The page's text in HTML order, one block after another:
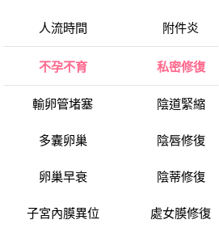
人流時間 附件炎
不孕不育
輸卵管堵塞
多囊卵巢
卵巢早衰
子宮內膜異位
私密修復
陰道緊縮
陰唇修復
陰蒂修復
處女膜修復